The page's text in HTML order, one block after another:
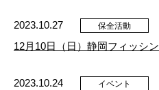
2023.10.27 保全活動
12月10日（日）静岡フィッシ
2023.10.24 イベント